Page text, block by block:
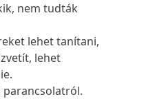
nem tudták
lehet tanítani,
lehet
parancsolatról.